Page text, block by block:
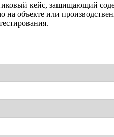
кейс, защищающий
на объекте или